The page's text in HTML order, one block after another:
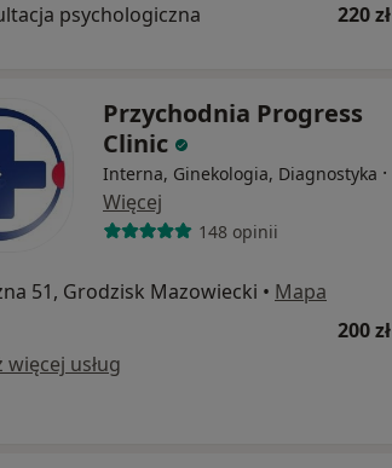
psychologiczna 220 zł
Przychodnia Progress
Clinic
Interna, Ginekologia, Diagnostyka ·
Więcej
148 opinii
51, Grodzisk Mazowiecki • Mapa
200 zł
więcej usług